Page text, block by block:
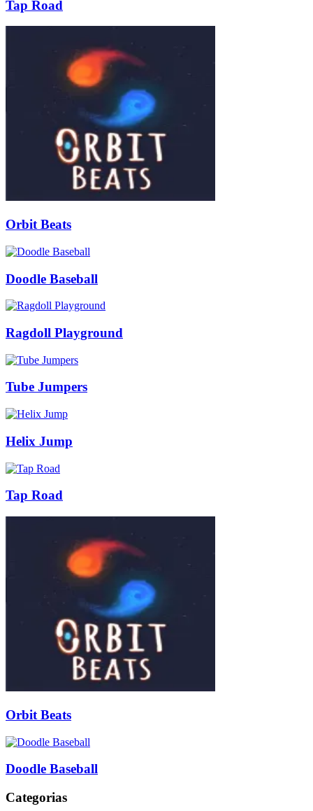
Tap Road
Orbit Beats
Doodle Baseball
Ragdoll Playground
Tube Jumpers
Helix Jump
Tap Road
Orbit Beats
Doodle Baseball
Categorias